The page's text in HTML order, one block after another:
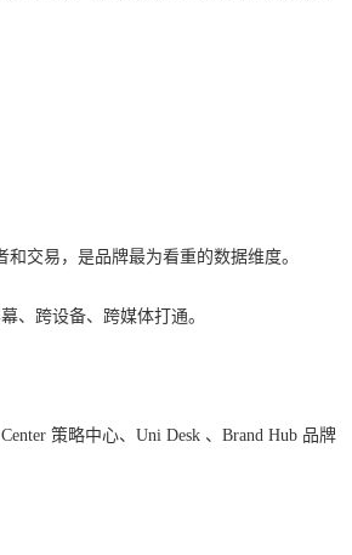
交易，是品牌最为看重的数据维度。
、跨设备、跨媒体打通。
策略中心、Uni Desk 、Brand Hub 品牌